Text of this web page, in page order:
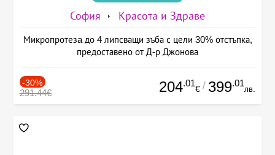
София Красота и Здраве
Микропротезa до 4 липсващи зъба с цели 30% отстъпка,
предоставено от Д-р Джонова
-30%
291.44€ 204.01
€ / 399.01
лв.